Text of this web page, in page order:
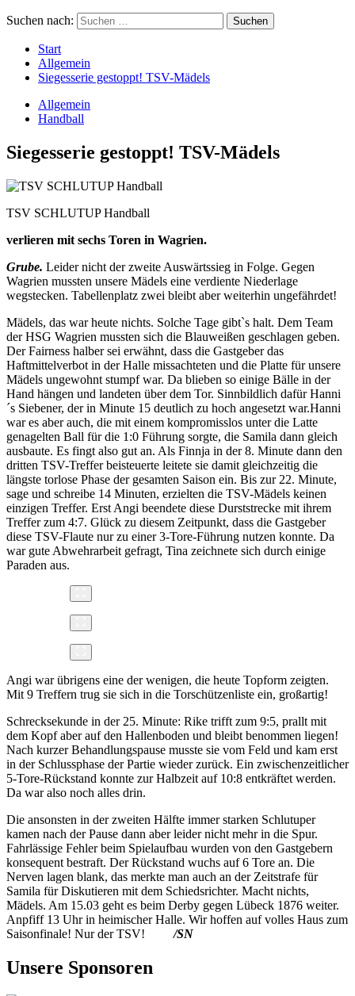
Suchen nach:
Start
Allgemein
Siegesserie gestoppt! TSV-Mädels
Allgemein
Handball
Siegesserie gestoppt! TSV-Mädels
TSV SCHLUTUP Handball
verlieren mit sechs Toren in Wagrien.
Grube. Leider nicht der zweite Auswärtssieg in Folge. Gegen
Wagrien mussten unsere Mädels eine verdiente Niederlage
wegstecken. Tabellenplatz zwei bleibt aber weiterhin ungefährdet!
Mädels, das war heute nichts. Solche Tage gibt`s halt. Dem Team
der HSG Wagrien mussten sich die Blauweißen geschlagen geben.
Der Fairness halber sei erwähnt, dass die Gastgeber das
Haftmittelverbot in der Halle missachteten und die Platte für unsere
Mädels ungewohnt stumpf war. Da blieben so einige Bälle in der
Hand hängen und landeten über dem Tor. Sinnbildlich dafür Hanni
´s Siebener, der in Minute 15 deutlich zu hoch angesetzt war.Hanni
war es aber auch, die mit einem kompromisslos unter die Latte
genagelten Ball für die 1:0 Führung sorgte, die Samila dann gleich
ausbaute. Es fingt also gut an. Als Finnja in der 8. Minute dann den
dritten TSV-Treffer beisteuerte leitete sie damit gleichzeitig die
längste torlose Phase der gesamten Saison ein. Bis zur 22. Minute,
sage und schreibe 14 Minuten, erzielten die TSV-Mädels keinen
einzigen Treffer. Erst Angi beendete diese Durststrecke mit ihrem
Treffer zum 4:7. Glück zu diesem Zeitpunkt, dass die Gastgeber
diese TSV-Flaute nur zu einer 3-Tore-Führung nutzen konnte. Da
war gute Abwehrarbeit gefragt, Tina zeichnete sich durch einige
Paraden aus.
Angi war übrigens eine der wenigen, die heute Topform zeigten.
Mit 9 Treffern trug sie sich in die Torschützenliste ein, großartig!
Schrecksekunde in der 25. Minute: Rike trifft zum 9:5, prallt mit
dem Kopf aber auf den Hallenboden und bleibt benommen liegen!
Nach kurzer Behandlungspause musste sie vom Feld und kam erst
in der Schlussphase der Partie wieder zurück. Ein zwischenzeitlicher
5-Tore-Rückstand konnte zur Halbzeit auf 10:8 entkräftet werden.
Da war also noch alles drin.
Die ansonsten in der zweiten Hälfte immer starken Schlutuper
kamen nach der Pause dann aber leider nicht mehr in die Spur.
Fahrlässige Fehler beim Spielaufbau wurden von den Gastgebern
konsequent bestraft. Der Rückstand wuchs auf 6 Tore an. Die
Nerven lagen blank, das merkte man auch an der Zeitstrafe für
Samila für Diskutieren mit dem Schiedsrichter. Macht nichts,
Mädels. Am 15.03 geht es beim Derby gegen Lübeck 1876 weiter.
Anpfiff 13 Uhr in heimischer Halle. Wir hoffen auf volles Haus zum
Saisonfinale! Nur der TSV!/SN
Unsere Sponsoren